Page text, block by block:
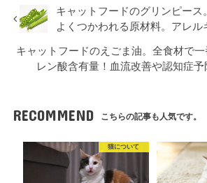
キャットフードのグリンピース
よくつかわれる原材料。アレル
キャットフードのえごま油。全食材で一
レン酸含有量！血流改善や認知症予
RECOMMEND こちらの記事も人気です。
猫について